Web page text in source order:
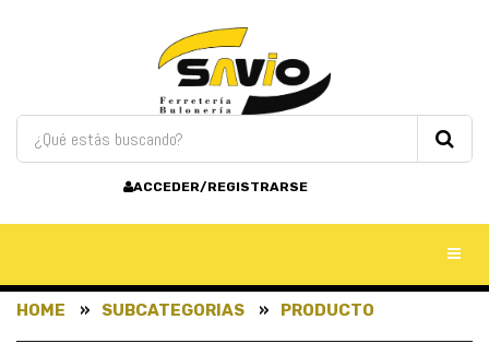
ACCEDER/REGISTRARSE
HOME SUBCATEGORIAS PRODUCTO